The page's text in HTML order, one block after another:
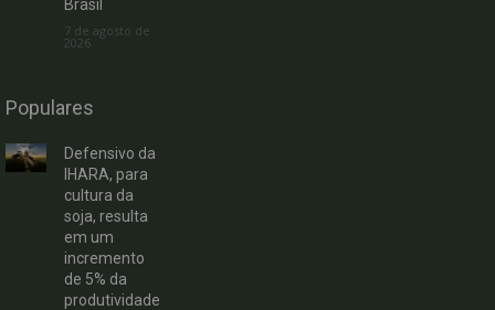
Brasil
7 de agosto de
2026
Populares
Defensivo da
IHARA, para
cultura da
soja, resulta
em um
incremento
de 5% da
produtividade